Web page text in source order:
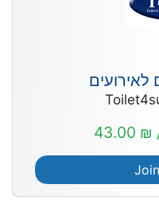
לאירועים
43.00 ₪